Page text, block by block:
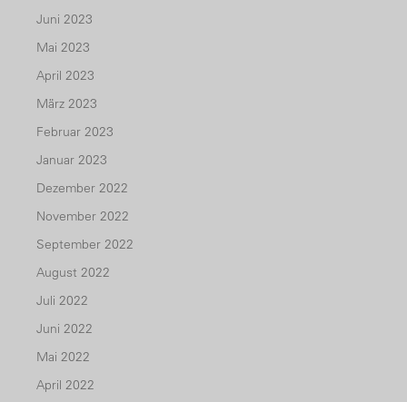
Juni 2023
Mai 2023
April 2023
März 2023
Februar 2023
Januar 2023
Dezember 2022
November 2022
September 2022
August 2022
Juli 2022
Juni 2022
Mai 2022
April 2022